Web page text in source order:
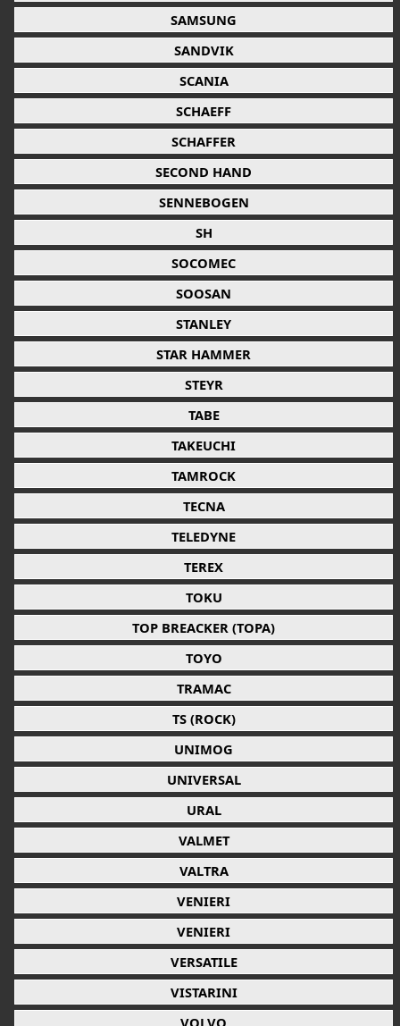
SAMSUNG
SANDVIK
SCANIA
SCHAEFF
SCHAFFER
SECOND HAND
SENNEBOGEN
SH
SOCOMEC
SOOSAN
STANLEY
STAR HAMMER
STEYR
TABE
TAKEUCHI
TAMROCK
TECNA
TELEDYNE
TEREX
TOKU
TOP BREACKER (TOPA)
TOYO
TRAMAC
TS (ROCK)
UNIMOG
UNIVERSAL
URAL
VALMET
VALTRA
VENIERI
VENIERI
VERSATILE
VISTARINI